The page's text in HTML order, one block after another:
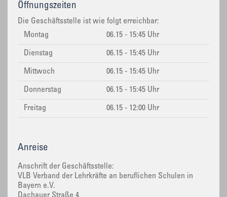
Öffnungszeiten
Die Geschäftsstelle ist wie folgt erreichbar:
Montag
06.15 - 15:45 Uhr
Dienstag 06.15 - 15:45 Uhr
Mittwoch 06.15 - 15:45 Uhr
Donnerstag 06.15 - 15:45 Uhr
Freitag 06.15 - 12:00 Uhr
Anreise
Anschrift der Geschäftsstelle:
VLB Verband der Lehrkräfte an beruflichen Schulen in
Bayern e.V.